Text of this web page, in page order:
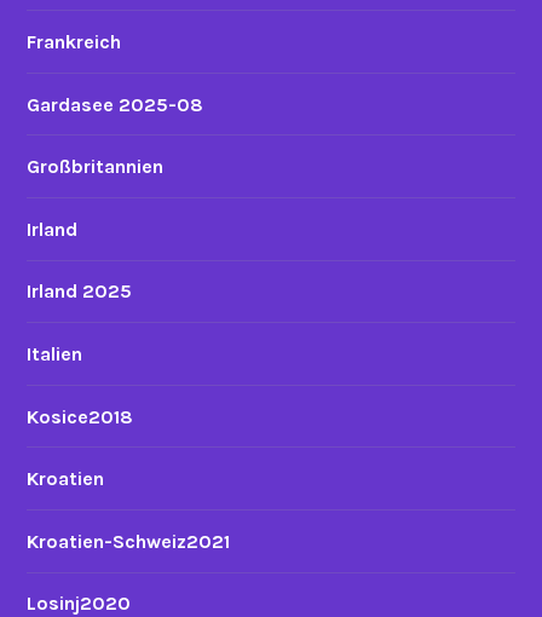
Frankreich
Gardasee 2025-08
Großbritannien
Irland
Irland 2025
Italien
Kosice2018
Kroatien
Kroatien-Schweiz2021
Losinj2020